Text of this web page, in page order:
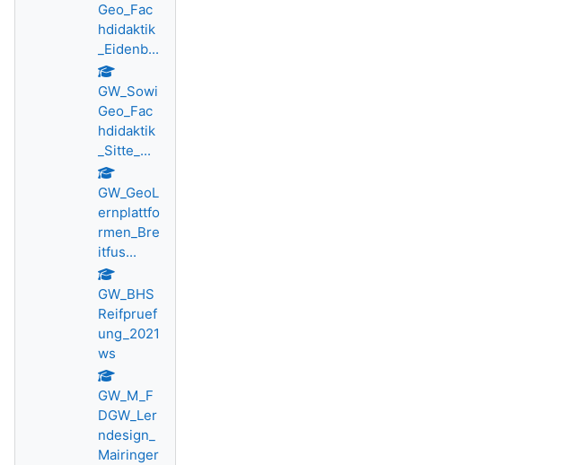
Geo_Fac
hdidaktik
_Eidenb...
GW_Sowi
Geo_Fac
hdidaktik
_Sitte_...
GW_GeoL
ernplattfo
rmen_Bre
itfus...
GW_BHS
Reifpruef
ung_2021
ws
GW_M_F
DGW_Ler
ndesign_
Mairinger